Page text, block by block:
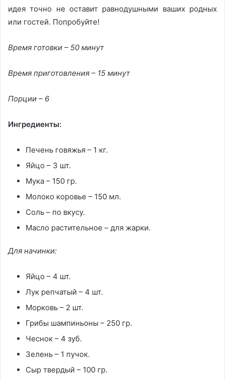
идея точно не оставит равнодушными ваших родных
или гостей. Попробуйте!
Время готовки – 50 минут
Время приготовления – 15 минут
Порции – 6
Ингредиенты:
Печень говяжья – 1 кг.
Яйцо – 3 шт.
Мука – 150 гр.
Молоко коровье – 150 мл.
Соль – по вкусу.
Масло растительное – для жарки.
Для начинки:
Яйцо – 4 шт.
Лук репчатый – 4 шт.
Морковь – 2 шт.
Грибы шампиньоны – 250 гр.
Чеснок – 4 зуб.
Зелень – 1 пучок.
Сыр твердый – 100 гр.